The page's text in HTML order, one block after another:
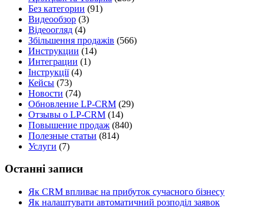
Без категории (91)
Видеообзор (3)
Відеоогляд (4)
Збільшення продажів (566)
Инструкции (14)
Интеграции (1)
Інструкції(4)
Кейсы (73)
Новости (74)
Обновление LP-CRM (29)
Отзывы о LP-CRM (14)
Повышение продаж (840)
Полезные статьи (814)
Услуги (7)
Останні записи
Як CRM впливає на прибуток сучасного бізнесу
Як налаштувати автоматичний розподіл заявок